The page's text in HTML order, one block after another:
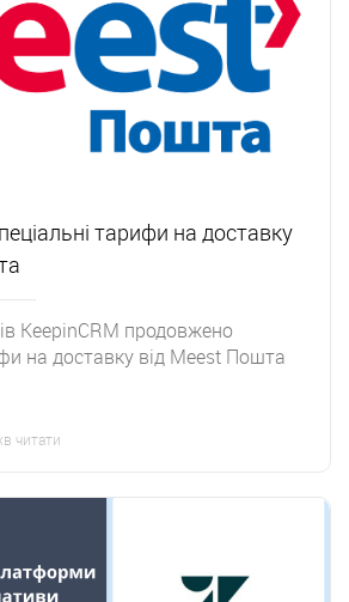
тарифи на доставку
KeepinCRM продовжено
на доставку від Meest Пошта
читати